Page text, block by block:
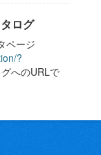
ログ
ページ
?
へのURLで